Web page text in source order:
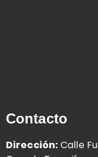
Contacto
Dirección: Calle